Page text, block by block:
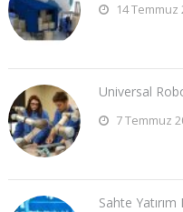
14 Temmuz
Universal
7 Temmuz
Sahte